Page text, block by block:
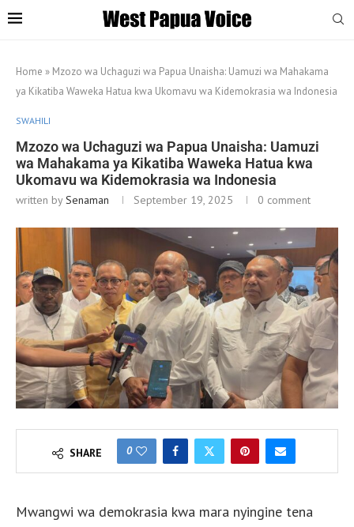
Home » Mzozo wa Uchaguzi wa Papua Unaisha: Uamuzi wa Mahakama
ya Kikatiba Waweka Hatua kwa Ukomavu wa Kidemokrasia wa Indonesia
SWAHILI
Mzozo wa Uchaguzi wa Papua Unaisha: Uamuzi
wa Mahakama ya Kikatiba Waweka Hatua kwa
Ukomavu wa Kidemokrasia wa Indonesia
written bySenaman September 19, 2025 0 comment
SHARE 0
Mwangwi wa demokrasia kwa mara nyingine tena